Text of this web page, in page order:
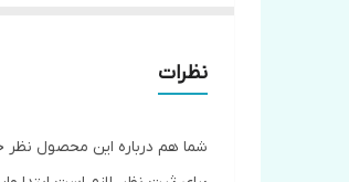
نظرات
شما هم درباره این محصول نظر